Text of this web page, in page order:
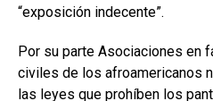
“exposición indecente”.
Por su parte Asociaciones en
civiles de los afroamericanos
las leyes que prohíben los